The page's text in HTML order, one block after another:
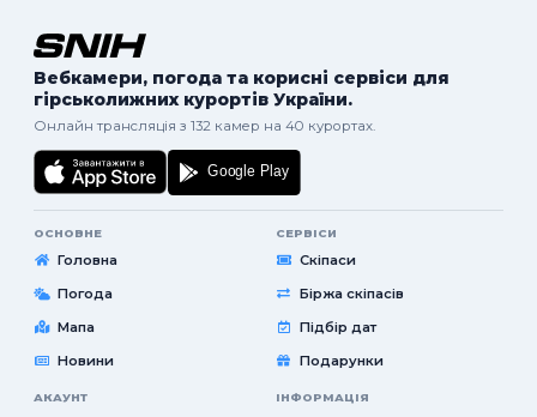
Вебкамери, погода та корисні сервіси для
гірськолижних курортів України.
Онлайн трансляція з 132 камер на 40 курортах.
ОСНОВНЕ
Головна
Погода
Мапа
Новини
СЕРВІСИ
Скіпаси
Біржа скіпасів
Підбір дат
Подарунки
АКАУНТ ІНФОРМАЦІЯ